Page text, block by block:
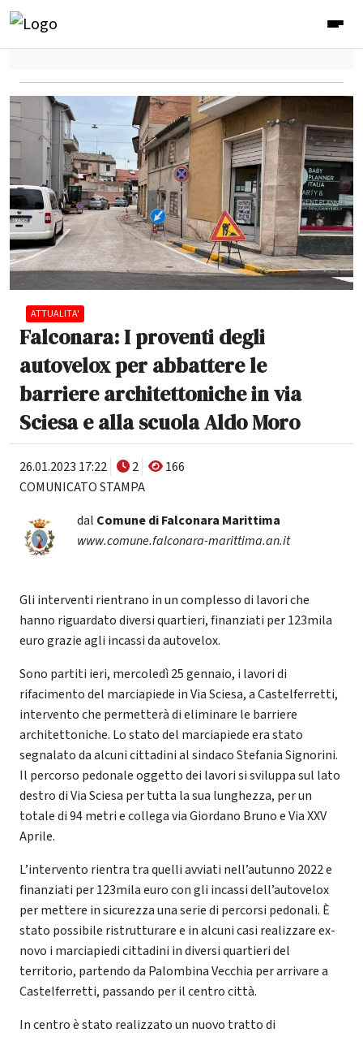
ATTUALITA'
Falconara: I proventi degli
autovelox per abbattere le
barriere architettoniche in via
Sciesa e alla scuola Aldo Moro
26.01.2023 17:22 2
166
COMUNICATO STAMPA
dal Comune di Falconara Marittima
www.comune.falconara-marittima.an.it
Gli interventi rientrano in un complesso di lavori che
hanno riguardato diversi quartieri, finanziati per 123mila
euro grazie agli incassi da autovelox.
Sono partiti ieri, mercoledì 25 gennaio, i lavori di
rifacimento del marciapiede in Via Sciesa, a Castelferretti,
intervento che permetterà di eliminare le barriere
architettoniche. Lo stato del marciapiede era stato
segnalato da alcuni cittadini al sindaco Stefania Signorini.
Il percorso pedonale oggetto dei lavori si sviluppa sul lato
destro di Via Sciesa per tutta la sua lunghezza, per un
totale di 94 metri e collega via Giordano Bruno e Via XXV
Aprile.
L’intervento rientra tra quelli avviati nell’autunno 2022 e
finanziati per 123mila euro con gli incassi dell’autovelox
per mettere in sicurezza una serie di percorsi pedonali. È
stato possibile ristrutturare e in alcuni casi realizzare ex-
novo i marciapiedi cittadini in diversi quartieri del
territorio, partendo da Palombina Vecchia per arrivare a
Castelferretti, passando per il centro città.
In centro è stato realizzato un nuovo tratto di